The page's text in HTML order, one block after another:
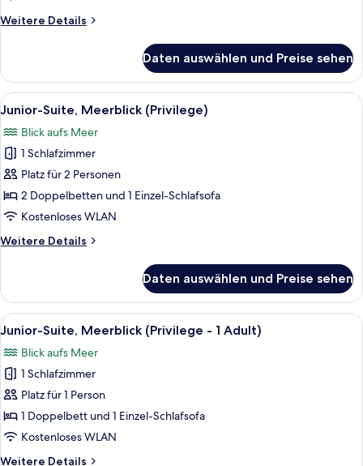
(1
adult)
Weitere Details
Weitere
Suite,
Meerblick
(1
Daten auswählen und Preise sehen
Alle
Fotos
für
Junior-
Suite,
Meerblick
(Privilege)
Ein Hotelzimmer mit einem großen
5
Junior-Suite, Meerblick (Privilege)
Blick aufs Meer
1 Schlafzimmer
Platz für 2 Personen
2 Doppelbetten und 1 Einzel-Schlafsofa
Kostenloses WLAN
Weitere Details
Weitere
Suite,
Meerblick
(Privilege)
Daten auswählen und Preise sehen
Alle
Fotos
für
Junior-
Suite,
Meerblick
(Privilege
Ein Hotelzimmer mit einem großen
5
Junior-Suite, Meerblick (Privilege - 1 Adult)
Blick aufs Meer
1 Schlafzimmer
Platz für 1 Person
1 Doppelbett und 1 Einzel-Schlafsofa
Kostenloses WLAN
Weitere Details
Weitere